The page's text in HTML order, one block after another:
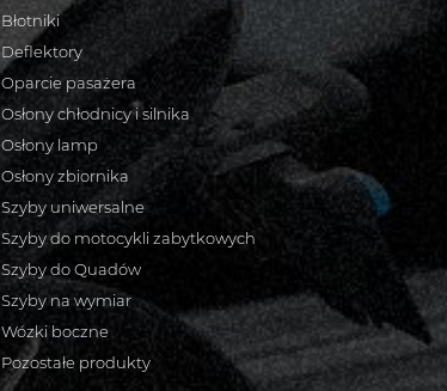
Błotniki
Deflektory
Oparcie pasażera
Osłony chłodnicy i silnika
Osłony lamp
Osłony zbiornika
Szyby uniwersalne
Szyby do motocykli zabytkowych
Szyby do Quadów
Szyby na wymiar
Wózki boczne
Pozostałe produkty